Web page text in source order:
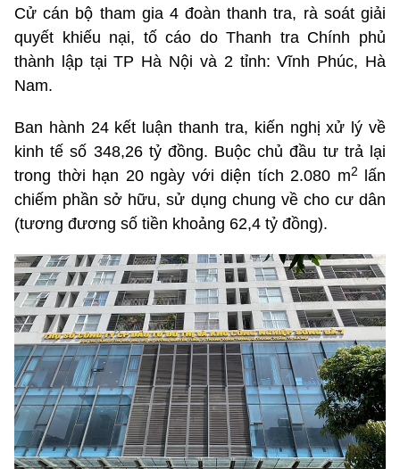
Cử cán bộ tham gia 4 đoàn thanh tra, rà soát giải
quyết khiếu nại, tố cáo do Thanh tra Chính phủ
thành lập tại TP Hà Nội và 2 tỉnh: Vĩnh Phúc, Hà
Nam.
Ban hành 24 kết luận thanh tra, kiến nghị xử lý về
kinh tế số 348,26 tỷ đồng. Buộc chủ đầu tư trả lại
trong thời hạn 20 ngày với diện tích 2.080 m2
lấn
chiếm phần sở hữu, sử dụng chung về cho cư dân
(tương đương số tiền khoảng 62,4 tỷ đồng).